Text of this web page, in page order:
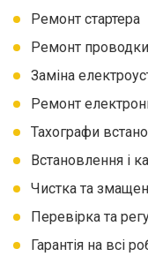
Ремонт стартера
Ремонт проводки
Заміна
Ремонт
Тахографи
Встановлення і
Чистка та
Перевірка та
Гарантія на всі